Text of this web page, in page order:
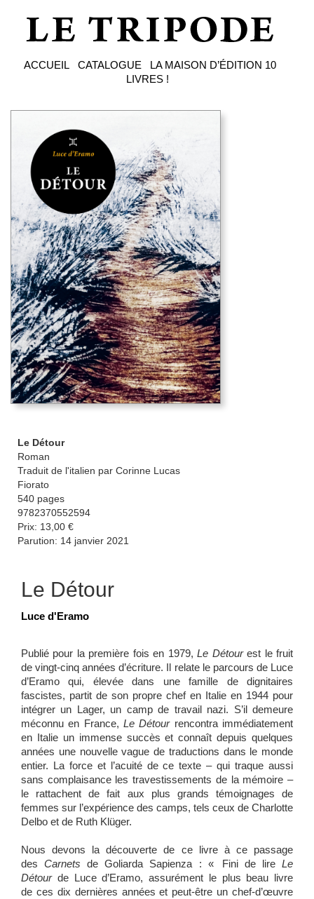
ACCUEIL CATALOGUE LA MAISON D’ÉDITION 10
LIVRES !
Le Détour
Roman
Traduit de l'italien par Corinne Lucas
Fiorato
540 pages
9782370552594
Prix: 13,00 €
Parution: 14 janvier 2021
Le Détour
Luce d'Eramo
Publié pour la première fois en 1979,Le Détourest le fruit
de vingt-cinq années d’écriture. Il relate le parcours de Luce
d’Eramo qui, élevée dans une famille de dignitaires
fascistes, partit de son propre chef en Italie en 1944 pour
intégrer un Lager, un camp de travail nazi. S’il demeure
méconnu en France, Le Détourrencontra immédiatement
en Italie un immense succès et connaît depuis quelques
années une nouvelle vague de traductions dans le monde
entier. La force et l’acuité de ce texte – qui traque aussi
sans complaisance les travestissements de la mémoire –
le rattachent de fait aux plus grands témoignages de
femmes sur l’expérience des camps, tels ceux de Charlotte
Delbo et de Ruth Klüger.
Nous devons la découverte de ce livre à ce passage
desCarnets de Goliarda Sapienza : « Fini de lireLe
Détour de Luce d’Eramo, assurément le plus beau livre
de ces dix dernières années et peut-être un chef-d’œuvre